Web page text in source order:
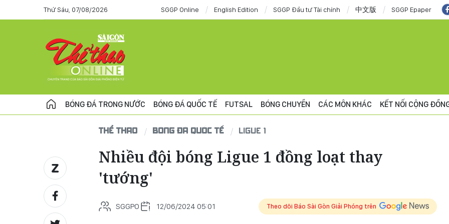
Thứ Sáu, 07/08/2026 SGGP Online English Edition SGGP Đầu tư Tài chính 中文版 SGGP Epaper
BÓNG ĐÁ TRONG NƯỚC BÓNG ĐÁ QUỐC TẾ FUTSAL BÓNG CHUYỀN CÁC MÔN KHÁC KẾT NỐI CỘNG
THỂ THAO BÓNG ĐÁ QUỐC TẾ LIGUE 1
Nhiều đội bóng Ligue 1 đồng loạt thay
'tướng'
SGGPO 12/06/2024 05:01 Theo dõi Báo Sài Gòn Giải Phóng trên